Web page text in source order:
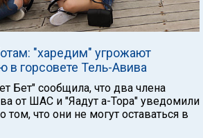
"харедим" угрожают
в горсовете Тель-Авива
Бет" сообщила, что два члена
от ШАС и "Яадут а-Тора" уведомили
том, что они не могут оставаться в